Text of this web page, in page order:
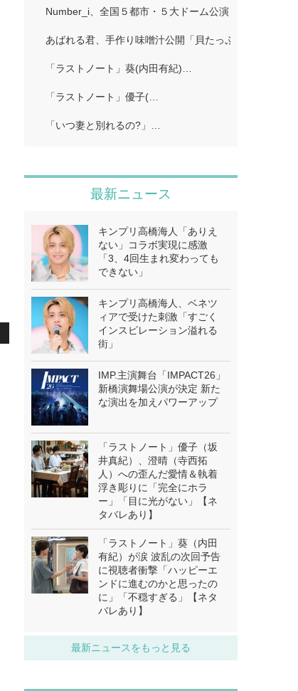
Number_i、全国５都市・５大ドーム公演…
あばれる君、手作り味噌汁公開「貝たっぷりで美味し
「ラストノート」葵(内田有紀)…
「ラストノート」優子(…
「いつ妻と別れるの?」…
最新ニュース
キンプリ高橋海人「ありえ
ない」コラボ実現に感激
「3、4回生まれ変わっても
できない」
キンプリ高橋海人、ベネツ
ィアで受けた刺激「すごく
インスピレーション溢れる
街」
IMP.主演舞台「IMPACT26」
新橋演舞場公演が決定 新た
な演出を加えパワーアップ
「ラストノート」優子（坂
井真紀）、澄晴（寺西拓
人）への歪んだ愛情＆執着
浮き彫りに「完全にホラ
ー」「目に光がない」【ネ
タバレあり】
「ラストノート」葵（内田
有紀）が涙 波乱の次回予告
に視聴者衝撃「ハッピーエ
ンドに進むのかと思ったの
に」「不穏すぎる」【ネタ
バレあり】
最新ニュースをもっと見る